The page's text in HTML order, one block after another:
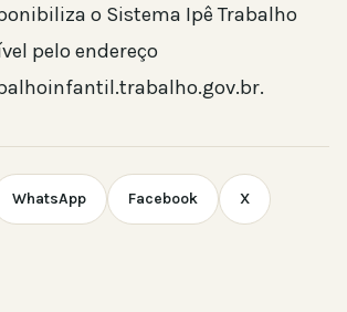
o Sistema Ipê Trabalho
pelo endereço
WhatsApp Facebook X